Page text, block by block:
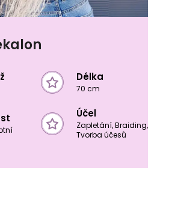
Délka
70 cm
Účel
Zapletání, Braiding,
Tvorba účesů